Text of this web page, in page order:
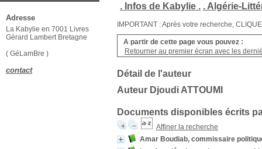
. Infos de Kabylie . . Algérie-
IMPORTANT : Après votre recherche,
A partir de cette page vous pouvez :
Retourner au premier écran avec les
Détail de l'auteur
Auteur Djoudi ATTOUMI
Documents disponibles écrits
Affiner la recherche
Amar Boudiab, commissaire
Adresse
La Kabylie en 7001 Livres
Gérard Lambert Bretagne
( GéLamBre )
contact